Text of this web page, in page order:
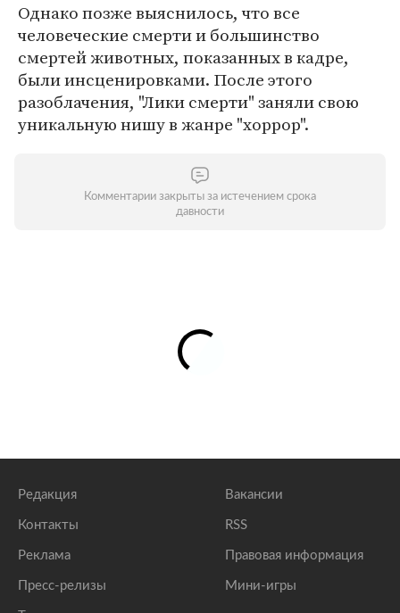
Однако позже выяснилось, что все
человеческие смерти и большинство
смертей животных, показанных в кадре,
были инсценировками. После этого
разоблачения, "Лики смерти" заняли свою
уникальную нишу в жанре "хоррор".
Комментарии закрыты за истечением срока
давности
Редакция
Контакты
Реклама
Пресс-релизы
Вакансии
RSS
Правовая информация
Мини-игры